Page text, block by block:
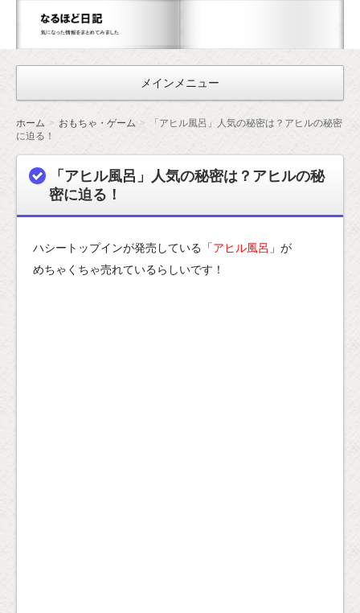
な
る
ほ
日
記
メインメニュー
ホーム おもちゃ・ゲーム
「アヒル風呂」人気の秘密は？アヒルの秘密
に迫る！
「アヒル風呂」人気の秘密は？アヒルの秘
密に迫る！
ハシートップインが発売している「アヒル風呂 」が
めちゃくちゃ売れているらしいです！